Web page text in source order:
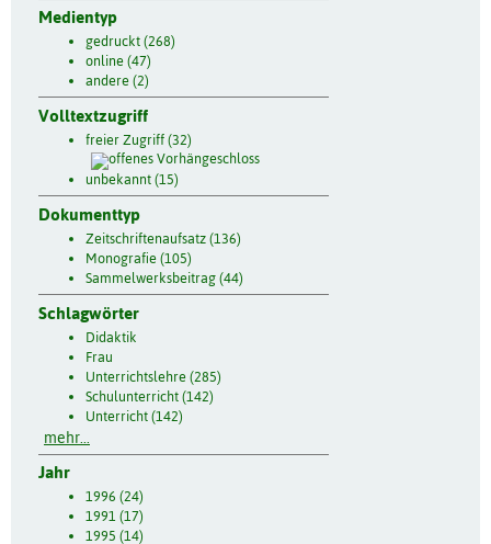
Medientyp
gedruckt (268)
online (47)
andere (2)
Volltextzugriff
freier Zugriff (32)
unbekannt (15)
Dokumenttyp
Zeitschriftenaufsatz (136)
Monografie (105)
Sammelwerksbeitrag (44)
Schlagwörter
Didaktik
Frau
Unterrichtslehre (285)
Schulunterricht (142)
Unterricht (142)
mehr...
Jahr
1996 (24)
1991 (17)
1995 (14)